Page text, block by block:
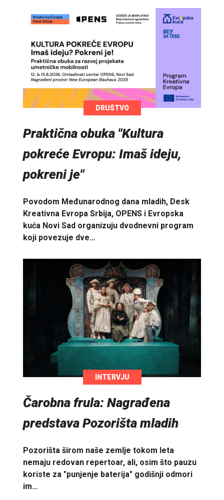
DRUŠTVO
Praktična obuka "Kultura
pokreće Evropu: Imaš ideju,
pokreni je"
Povodom Međunarodnog dana mladih, Desk
Kreativna Evropa Srbija, OPENS i Evropska
kuća Novi Sad organizuju dvodnevni program
koji povezuje dve…
INTERVJU
Čarobna frula: Nagrađena
predstava Pozorišta mladih
Pozorišta širom naše zemlje tokom leta
nemaju redovan repertoar, ali, osim što pauzu
koriste za "punjenje baterija" godišnji odmori
im…